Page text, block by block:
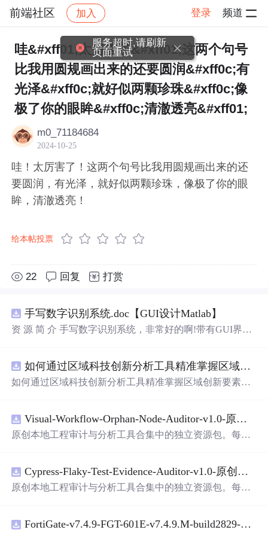
前端社区 加入 登录 频道
社区 前端社区 感慨 帖子详情
哇&#xff01;太厉害了&#xff01;这两个句号
比我用圆规画出来的还要圆润&#xff0c;有
光泽&#xff0c;就好似两颗珍珠&#xff0c;像
极了你的眼眸&#xff0c;清澈透亮&#xff01;
m0_71184684
2024-10-25
哇！太厉害了！这两个句号比我用圆规画出来的还
要圆润，有光泽，就好似两颗珍珠，像极了你的眼
眸，清澈透亮！
给本帖投票
22 回复 打赏
手写数字识别系统.doc【GUI设计Matlab】
资 源 简 介 手写数字识别系统，非常好的啊!带有GUI界
带有直观的图形用户界面（GUI），非常容易使用。你只
需要将手写数字输入系统，它将立即给出准确的识别结
是一个非常方便和实用的工具，你一定会喜欢它的！
如何通过区域科技创新分析工具精准掌握区域创新要素分布与产业链融合现状？.docx
如何通过区域科技创新分析工具精准掌握区域创新要素分
Visual-Workflow-Orphan-Node-Auditor-v1.0-原创源码与文档.zip
原创本地工程审计与分析工具合集中的独立资源包。每个
README、运行说明、功能清单、MIT License及原创与授
权声明。解压后进入project目录，执行npm test验证算法，
目源码、Logo、官方截图、论文、生产日志或其他受限素
Cypress-Flaky-Test-Evidence-Auditor-v1.0-原创源码与文档.zip
原创本地工程审计与分析工具合集中的独立资源包。每个
README、运行说明、功能清单、MIT License及原创与授
FortiGate-v7.4.9-FGT-601E-v7.4.9.M-build2829-FORTINET.out
服务超时,请刷新
页面重试